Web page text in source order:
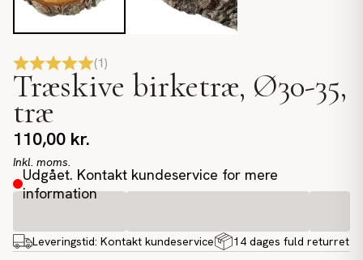
(1)
Træskive birketræ, Ø30-35,
træ
110,00 kr.
Inkl. moms.
Udgået. Kontakt kundeservice for mere
information
Leveringstid: Kontakt kundeservice 14 dages fuld returret